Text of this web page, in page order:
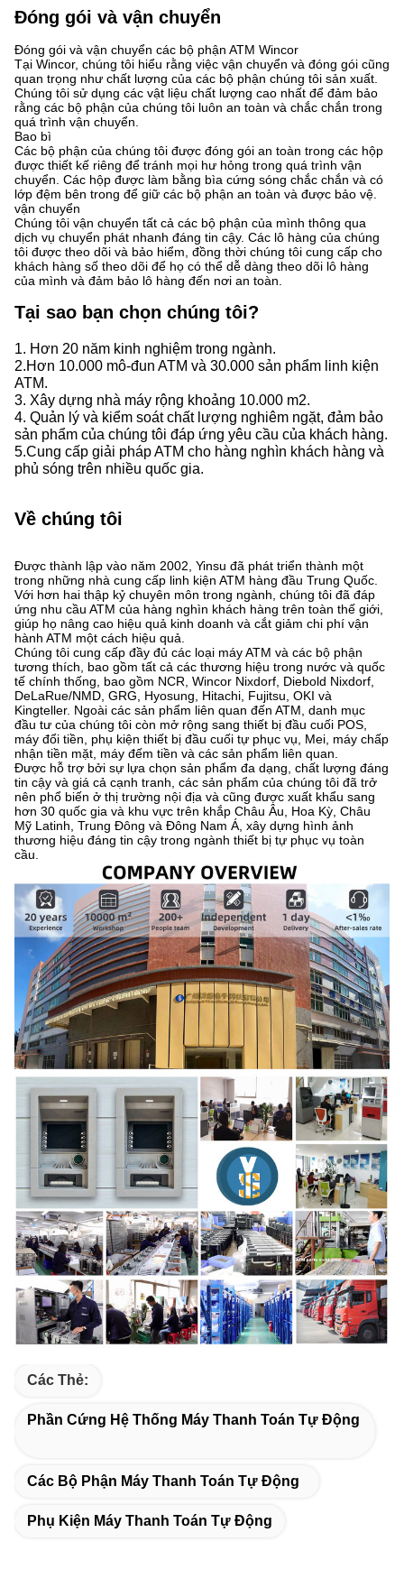
Đóng gói và vận chuyển
Đóng gói và vận chuyển các bộ phận ATM Wincor
Tại Wincor, chúng tôi hiểu rằng việc vận chuyển và đóng gói cũng
quan trọng như chất lượng của các bộ phận chúng tôi sản xuất.
Chúng tôi sử dụng các vật liệu chất lượng cao nhất để đảm bảo
rằng các bộ phận của chúng tôi luôn an toàn và chắc chắn trong
quá trình vận chuyển.
Bao bì
Các bộ phận của chúng tôi được đóng gói an toàn trong các hộp
được thiết kế riêng để tránh mọi hư hỏng trong quá trình vận
chuyển. Các hộp được làm bằng bìa cứng sóng chắc chắn và có
lớp đệm bên trong để giữ các bộ phận an toàn và được bảo vệ.
vận chuyển
Chúng tôi vận chuyển tất cả các bộ phận của mình thông qua
dịch vụ chuyển phát nhanh đáng tin cậy. Các lô hàng của chúng
tôi được theo dõi và bảo hiểm, đồng thời chúng tôi cung cấp cho
khách hàng số theo dõi để họ có thể dễ dàng theo dõi lô hàng
của mình và đảm bảo lô hàng đến nơi an toàn.
Tại sao bạn chọn chúng tôi?
1. Hơn 20 năm kinh nghiệm trong ngành.
2.Hơn 10.000 mô-đun ATM và 30.000 sản phẩm linh kiện
ATM.
3. Xây dựng nhà máy rộng khoảng 10.000 m2.
4. Quản lý và kiểm soát chất lượng nghiêm ngặt, đảm bảo
sản phẩm của chúng tôi đáp ứng yêu cầu của khách hàng.
5.Cung cấp giải pháp ATM cho hàng nghìn khách hàng và
phủ sóng trên nhiều quốc gia.
Về chúng tôi
Được thành lập vào năm 2002, Yinsu đã phát triển thành một
trong những nhà cung cấp linh kiện ATM hàng đầu Trung Quốc.
Với hơn hai thập kỷ chuyên môn trong ngành, chúng tôi đã đáp
ứng nhu cầu ATM của hàng nghìn khách hàng trên toàn thế giới,
giúp họ nâng cao hiệu quả kinh doanh và cắt giảm chi phí vận
hành ATM một cách hiệu quả.
Chúng tôi cung cấp đầy đủ các loại máy ATM và các bộ phận
tương thích, bao gồm tất cả các thương hiệu trong nước và quốc
tế chính thống, bao gồm NCR, Wincor Nixdorf, Diebold Nixdorf,
DeLaRue/NMD, GRG, Hyosung, Hitachi, Fujitsu, OKI và
Kingteller. Ngoài các sản phẩm liên quan đến ATM, danh mục
đầu tư của chúng tôi còn mở rộng sang thiết bị đầu cuối POS,
máy đổi tiền, phụ kiện thiết bị đầu cuối tự phục vụ, Mei, máy chấp
nhận tiền mặt, máy đếm tiền và các sản phẩm liên quan.
Được hỗ trợ bởi sự lựa chọn sản phẩm đa dạng, chất lượng đáng
tin cậy và giá cả cạnh tranh, các sản phẩm của chúng tôi đã trở
nên phổ biến ở thị trường nội địa và cũng được xuất khẩu sang
hơn 30 quốc gia và khu vực trên khắp Châu Âu, Hoa Kỳ, Châu
Mỹ Latinh, Trung Đông và Đông Nam Á, xây dựng hình ảnh
thương hiệu đáng tin cậy trong ngành thiết bị tự phục vụ toàn
cầu.
Các Thẻ:
Phần Cứng Hệ Thống Máy Thanh Toán Tự Động
Các Bộ Phận Máy Thanh Toán Tự Động
Phụ Kiện Máy Thanh Toán Tự Động